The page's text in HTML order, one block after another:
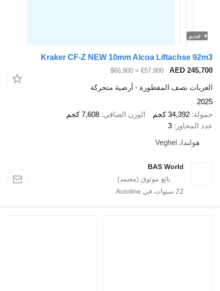
Kraker CF-Z NEW 10mm Alcoa Liftachse
AED
€57,900
≈ $66,900
نصف المقطورة - أرضية متحركة
34,392 كجم الوزن الصافي 7,608 كجم
3
BAS World
سنوات في Autoline